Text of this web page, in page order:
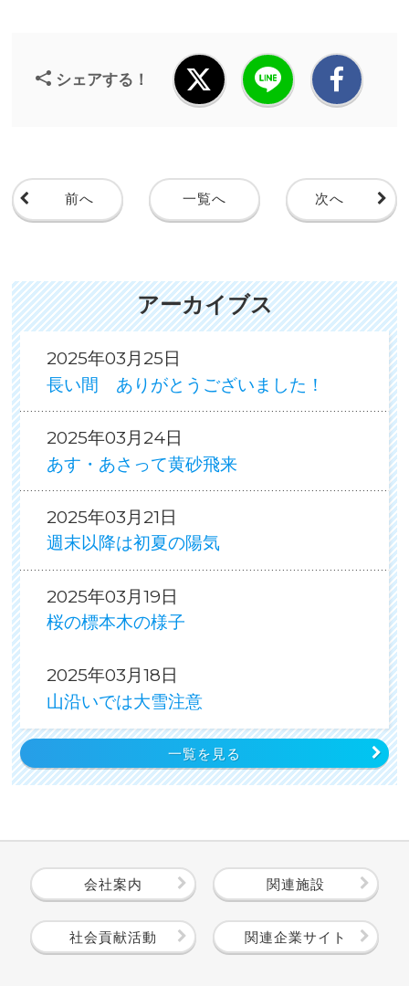
シェアする！
前へ 一覧へ 次へ
アーカイブス
2025年03月25日
長い間 ありがとうございました！
2025年03月24日
あす・あさって黄砂飛来
2025年03月21日
週末以降は初夏の陽気
2025年03月19日
桜の標本木の様子
2025年03月18日
山沿いでは大雪注意
一覧を見る
会社案内 関連施設
社会貢献活動 関連企業サイト